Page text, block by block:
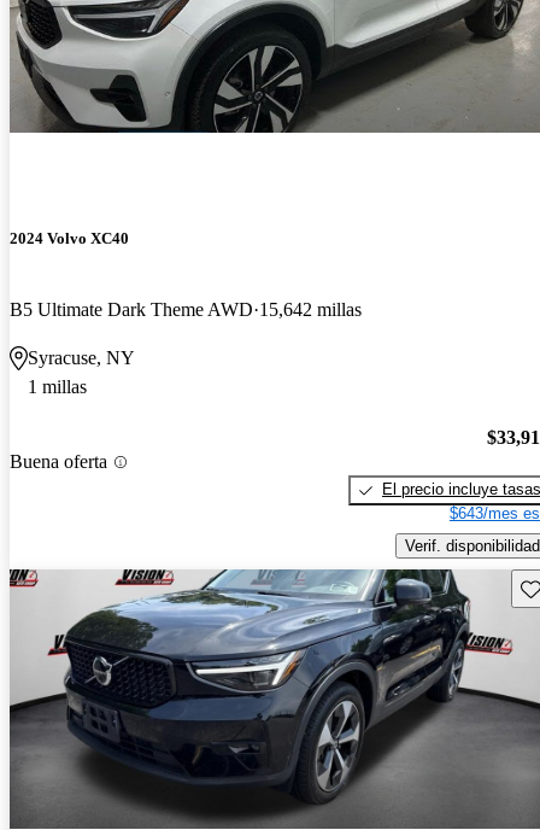
2024 Volvo XC40
B5 Ultimate Dark Theme AWD 15,642 millas
Syracuse, NY
1 millas
Buena oferta
El precio incluye tasas
$643/mes
Verif. disponibilidad